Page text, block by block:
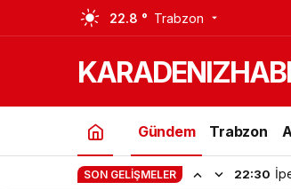
22.8 ° Trabzon
Gündem Trabzon
SON GELIŞMELER 22:30
Araklı Belediyesi